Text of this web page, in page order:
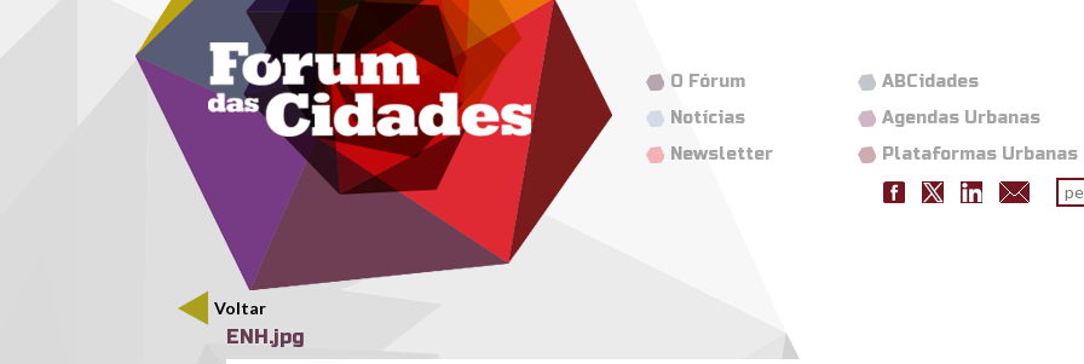
Passar para o conteúdo principalMenu secundário
ABCidades
Agendas Urbanas
Plataformas Urbanas
O Fórum
Notícias
Newsletter
Voltar
ENH.jpg